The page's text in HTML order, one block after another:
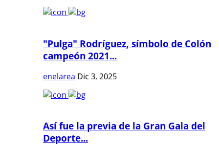
"Pulga" Rodríguez, símbolo de Colón
campeón 2021...
enelarea Dic 3, 2025
Así fue la previa de la Gran Gala del
Deporte...